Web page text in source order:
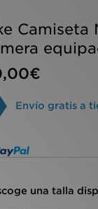
Camiseta
Envío gratis a
una talla